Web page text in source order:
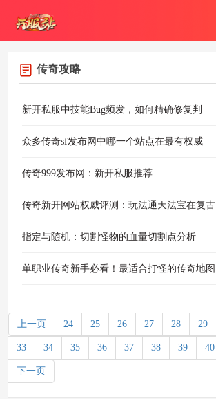
传奇攻略
新开私服中技能Bug频发，如何精确修复判
众多传奇sf发布网中哪一个站点在最有权威
传奇999发布网：新开私服推荐
传奇新开网站权威评测：玩法通天法宝在复古
指定与随机：切割怪物的血量切割点分析
单职业传奇新手必看！最适合打怪的传奇地图
上一页 24 25 26 27 28 29
33 34 35 36 37 38 39 40
下一页